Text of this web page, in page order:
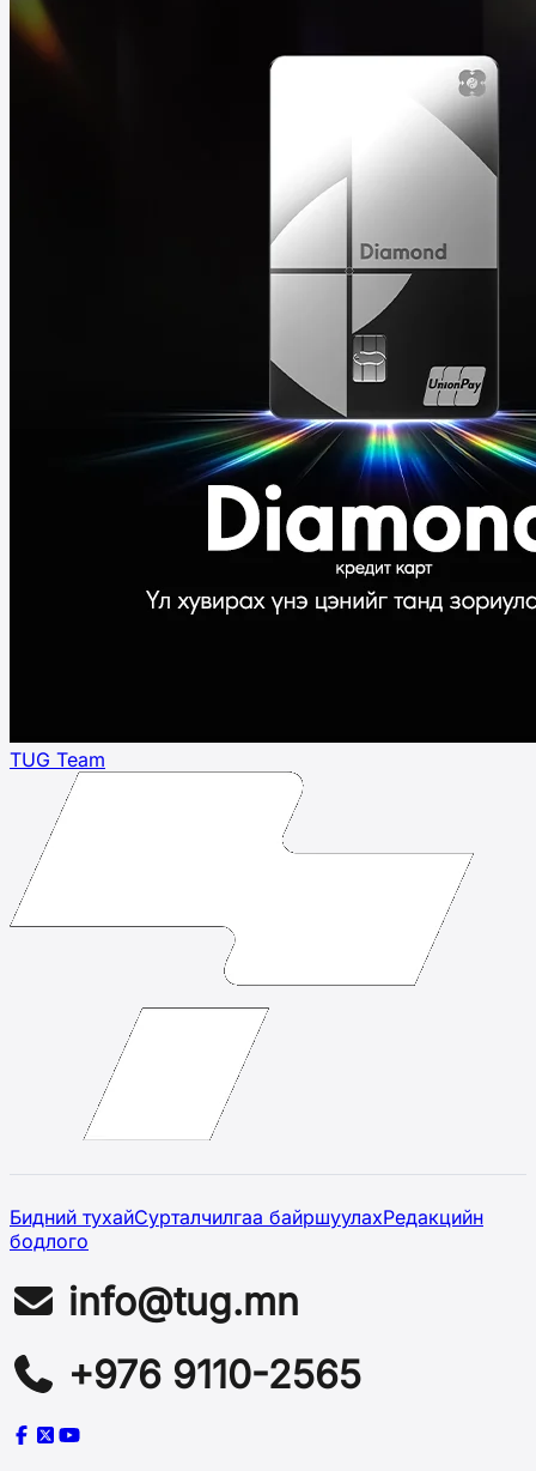
TUG Team
Бидний тухайСурталчилгаа байршуулахРедакцийн
бодлого
info@tug.mn
+976 9110-2565